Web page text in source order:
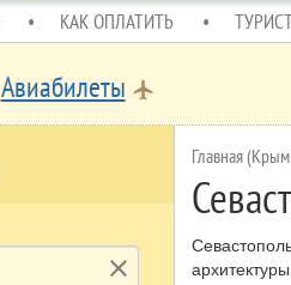
КАК ОПЛАТИТЬ
Авиабилеты local_airport
clear
Главная